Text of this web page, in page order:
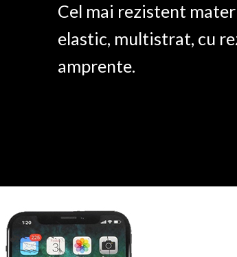
Cel mai rezistent
elastic, multistrat, cu
amprente.